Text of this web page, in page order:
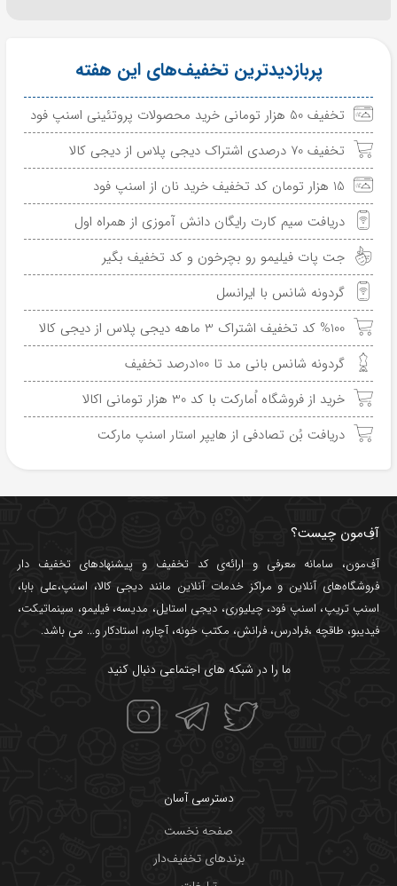
پربازدیدترین تخفیف‌های این هفته
تخفیف 50 هزار تومانی خرید محصولات پروتئینی اسنپ فود
تخفیف 70 درصدی اشتراک دیجی پلاس از دیجی کالا
15 هزار تومان کد تخفیف خرید نان از اسنپ فود
دریافت سیم کارت رایگان دانش آموزی از همراه اول
جت پات فیلیمو رو بچرخون و کد تخفیف بگیر
گردونه شانس با ایرانسل
%100 کد تخفیف اشتراک 3 ماهه دیجی پلاس از دیجی کالا
گردونه شانس بانی مد تا 100درصد تخفیف
خرید از فروشگاه اُمارکت با کد 30 هزار تومانی اکالا
دریافت بُن تصادفی از هایپر استار اسنپ مارکت
آفِ‌مون چیست؟
آفِ‌مون، سامانه معرفی و ارائه‌یکد تخفیف و پیشنهادهای تخفیف دار
فروشگاه‌های آنلاین و مراکز خدمات آنلاین مانند دیجی کالا، اسنپ،علی بابا،
اسنپ تریپ، اسنپ فود،چیلیوری، دیجی استایل، مدیسه،فیلیمو، سینماتیکت،
فیدیبو، طاقچه ،فرادرس، فرانش، مکتب خونه،آچاره، استادکار و... می باشد.
ما را در شبکه های اجتماعی دنبال کنید
دسترسی آسان
صفحه نخست
برندهای تخفیف‌دار